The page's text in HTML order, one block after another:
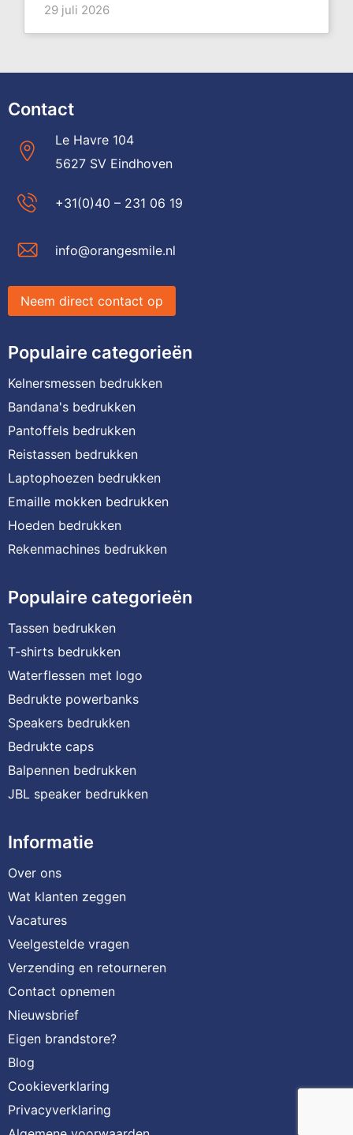
29 juli 2026
Contact
Le Havre 104
5627 SV Eindhoven
+31(0)40 – 231 06 19
info@orangesmile.nl
Neem direct contact op
Populaire categorieën
Kelnersmessen bedrukken
Bandana's bedrukken
Pantoffels bedrukken
Reistassen bedrukken
Laptophoezen bedrukken
Emaille mokken bedrukken
Hoeden bedrukken
Rekenmachines bedrukken
Populaire categorieën
Tassen bedrukken
T-shirts bedrukken
Waterflessen met logo
Bedrukte powerbanks
Speakers bedrukken
Bedrukte caps
Balpennen bedrukken
JBL speaker bedrukken
Informatie
Over ons
Wat klanten zeggen
Vacatures
Veelgestelde vragen
Verzending en retourneren
Contact opnemen
Nieuwsbrief
Eigen brandstore?
Blog
Cookieverklaring
Privacyverklaring